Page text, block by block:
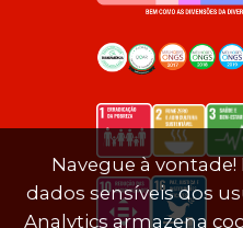
Navegue à
dados sensíveis dos
Analytics armazena